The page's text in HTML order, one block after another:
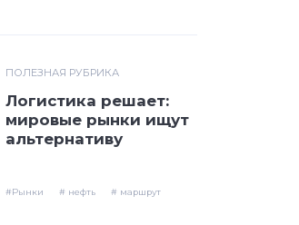
ПОЛЕЗНАЯ РУБРИКА
Логистика решает:
мировые рынки ищут
альтернативу
#Рынки # нефть # маршрут